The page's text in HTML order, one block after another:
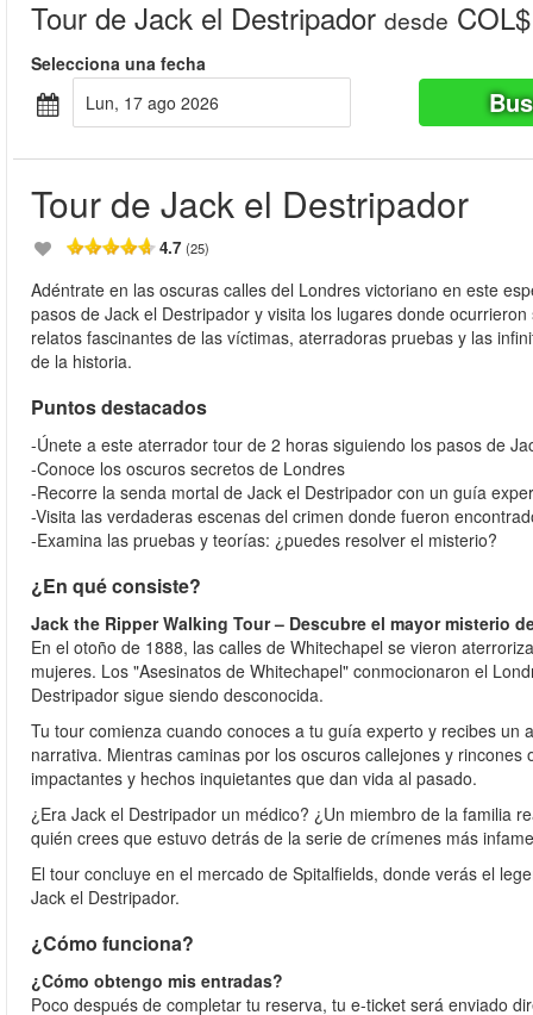
Tour de Jack el Destripador desde
Selecciona una fecha
lun, 17 ago 2026
Tour de Jack el Destripador
4.7 (25)
Adéntrate en las oscuras calles del Londres victoriano en este
pasos de Jack el Destripador y visita los lugares donde
relatos fascinantes de las víctimas, aterradoras pruebas y las
de la historia.
Puntos destacados
-Únete a este aterrador tour de 2 horas siguiendo los pasos de
-Conoce los oscuros secretos de Londres
-Recorre la senda mortal de Jack el Destripador con un guía
-Visita las verdaderas escenas del crimen donde fueron
-Examina las pruebas y teorías: ¿puedes resolver el misterio?
¿En qué consiste?
Jack the Ripper Walking Tour – Descubre el mayor misterio
En el otoño de 1888, las calles de Whitechapel se vieron
mujeres. Los "Asesinatos de Whitechapel" conmocionaron el
Destripador sigue siendo desconocida.
Tu tour comienza cuando conoces a tu guía experto y recibes
narrativa. Mientras caminas por los oscuros callejones y
impactantes y hechos inquietantes que dan vida al pasado.
¿Era Jack el Destripador un médico? ¿Un miembro de la familia
quién crees que estuvo detrás de la serie de crímenes más
El tour concluye en el mercado de Spitalfields, donde verás el
Jack el Destripador.
¿Cómo funciona?
¿Cómo obtengo mis entradas?
Poco después de completar tu reserva, tu e-ticket será enviado